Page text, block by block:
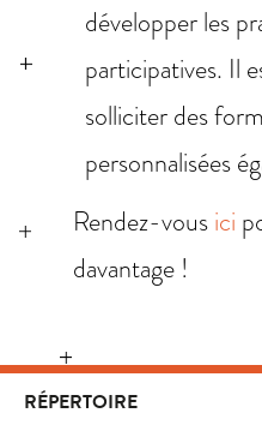
développer les
participatives. Il
solliciter des
personnalisées
Rendez-vousici
davantage !
RÉPERTOIRE